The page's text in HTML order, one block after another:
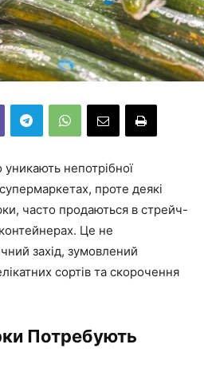
уникають непотрібної
проте деякі
часто продаються в стрейч-
Це не
захід, зумовлений
сортів та скорочення
Потребують